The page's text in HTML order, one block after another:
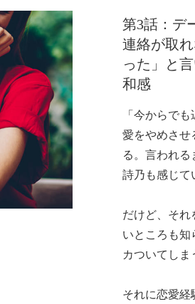
第3話：デ
連絡が取
った」と
和感
「今からで
愛をやめさせ
る。言われ
詩乃も感じて
だけど、それ
いところも
カついてしま
それに恋愛経